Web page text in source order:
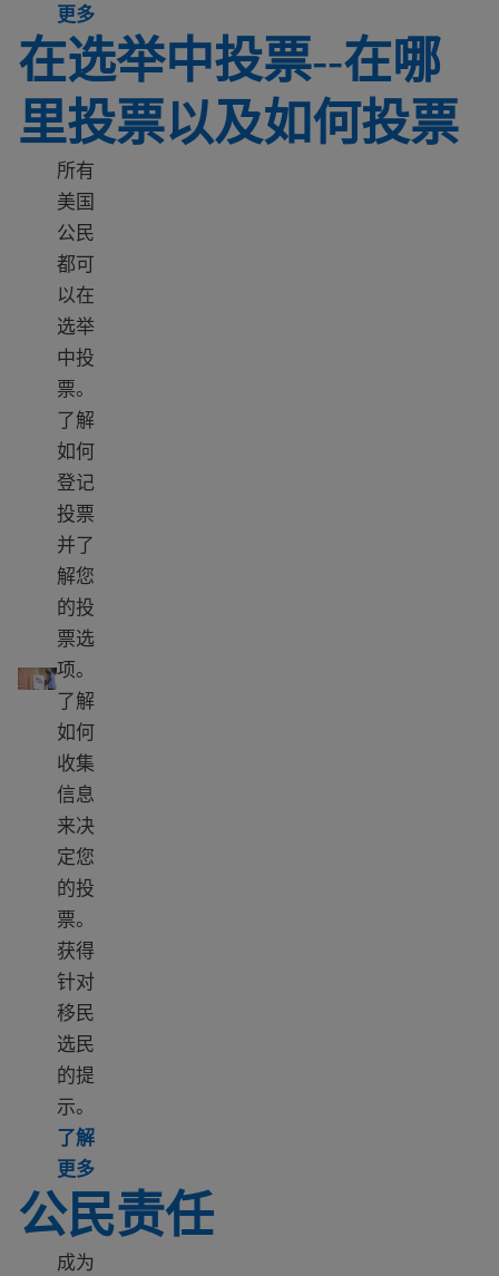
更多Learn more about 10 benefits of U.S. citizenship
在选举中投票--在哪
里投票以及如何投票
在选举中投票--在哪里投票以及如何投票
所有
美国
公民
都可
以在
选举
中投
票。
了解
如何
登记
投票
并了
解您
的投
票选
项。
了解
如何
收集
信息
来决
定您
的投
票。
获得
针对
移民
选民
的提
示。
了解
更多Learn more about Voting in elections – where
公民责任
成为